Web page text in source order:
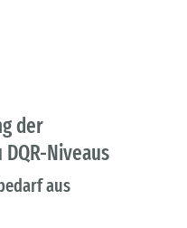
der
Niveaus
aus